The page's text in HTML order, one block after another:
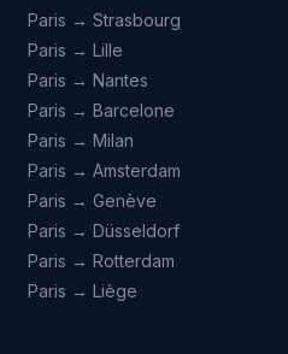
Paris → Strasbourg
Paris → Lille
Paris → Nantes
Paris → Barcelone
Paris → Milan
Paris → Amsterdam
Paris → Genève
Paris → Düsseldorf
Paris → Rotterdam
Paris → Liège